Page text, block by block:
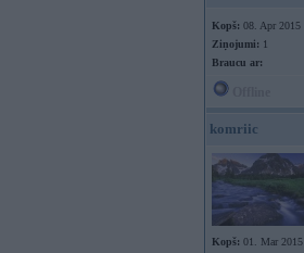
Kopš: 08. Apr 2015
Ziņojumi: 1
Braucu ar:
komriic
Kopš: 01. Mar 2015